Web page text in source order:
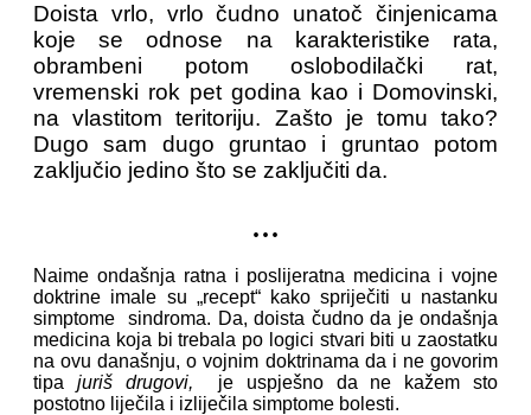
Doista vrlo, vrlo čudno unatoč činjenicama
koje se odnose na karakteristike rata,
obrambeni potom oslobodilački rat,
vremenski rok pet godina kao i Domovinski,
na vlastitom teritoriju. Zašto je tomu tako?
Dugo sam dugo gruntao i gruntao potom
zaključio jedino što se zaključiti da.
...
Naime ondašnja ratna i poslijeratna medicina i vojne
doktrine imale su „recept“ kako spriječiti u nastanku
simptome sindroma. Da, doista čudno da je ondašnja
medicina koja bi trebala po logici stvari biti u zaostatku
na ovu današnju, o vojnim doktrinama da i ne govorim
tipa juriš drugovi, je uspješno da ne kažem sto
postotno liječila i izliječila simptome bolesti.